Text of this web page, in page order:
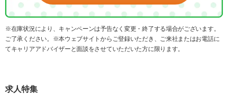
※在庫状況により、キャンペーンは予告なく変更・終了する場合がございます。
ご了承ください。※本ウェブサイトからご登録いただき、ご来社またはお電話に
てキャリアアドバイザーと面談をさせていただいた方に限ります。
求人特集